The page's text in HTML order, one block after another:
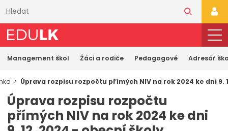
obsahu
Management škol Žáci a rodiče Pedagogové Adresář
Úprava rozpisu rozpočtu přímých NIV na rok 2024 ke dni 9.
Úprava rozpisu rozpočtu
přímých NIV na rok 2024 ke dni